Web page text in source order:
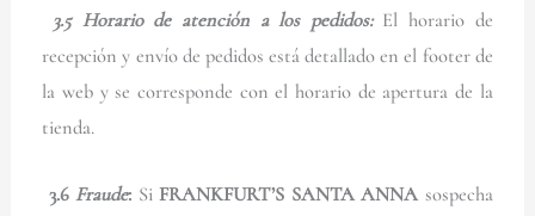
3.5 Horario de atención a los pedidos: El horario de
recepción y envío de pedidos está detallado en el footer de
la web y se corresponde con el horario de apertura de la
tienda.
3.6Fraude: SiFRANKFURT’S SANTA ANNA sospecha